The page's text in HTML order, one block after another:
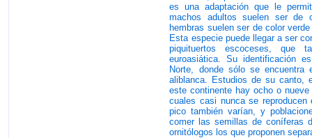
es una adaptación que le
machos adultos suelen ser de
hembras suelen ser de color
Esta especie puede llegar a ser
piquituertos escoceses, que
euroasiática. Su identificación
Norte, donde sólo se encuentra
aliblanca. Estudios de su canto,
este continente hay ocho o
cuales casi nunca se
pico también varían, y
comer las semillas de coníferas
ornitólogos los que proponen